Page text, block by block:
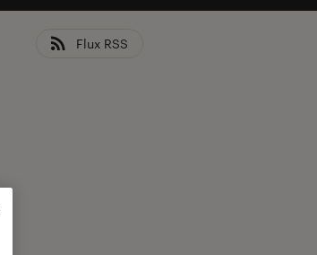
Flux RSS